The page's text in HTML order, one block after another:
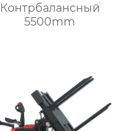
Контрбалансный
5500mm